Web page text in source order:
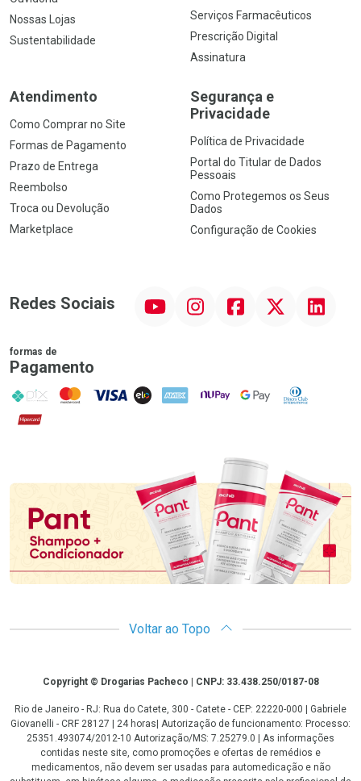
Nossas Lojas
Sustentabilidade
Serviços Farmacêuticos
Prescrição Digital
Assinatura
Atendimento
Como Comprar no Site
Formas de Pagamento
Prazo de Entrega
Reembolso
Troca ou Devolução
Marketplace
Segurança e
Privacidade
Política de Privacidade
Portal do Titular de Dados
Pessoais
Como Protegemos os Seus
Dados
Configuração de Cookies
Redes Sociais InstagramFacebookTwitter Linkedin
formas de
Pagamento
PIX MasterCard
VISA ELO AMEX NuPay Google PayDiners Club
Hipercard
Promoção em Destaque
Voltar ao Topo
CopyrightCopyright © Drogarias Pacheco | CNPJ: 33.438.250/0187-08
Rio de Janeiro - RJ: Rua do Catete, 300 - Catete - CEP: 22220-000 | Gabriele
Giovanelli - CRF 28127 | 24 horas| Autorização de funcionamento: Processo:
25351.493074/2012-10 Autorização/MS: 7.25279.0 | As informações
contidas neste site, como promoções e ofertas de remédios e
medicamentos, não devem ser usadas para automedicação e não